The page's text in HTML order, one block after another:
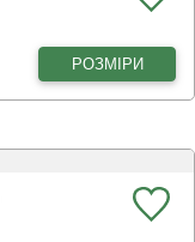
РОЗМІРИ